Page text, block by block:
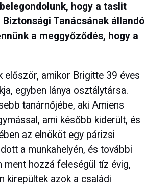
hogy a taslit
Tanácsának állandó
a meggyőződés, hogy a
amikor Brigitte 39 éves
egyben lánya osztálytársa.
tanárnőjébe, aki Amiens
ami később kiderült, és
az elnököt egy párizsi
a munkahelyén, és további
ment hozzá feleségül tíz évig,
kirepültek azok a családi